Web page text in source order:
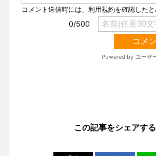
この記事をシェアする